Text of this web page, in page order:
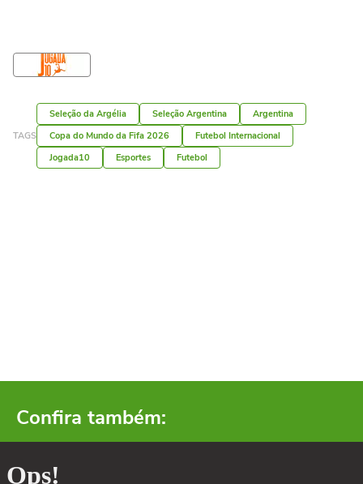
TAGS
Seleção da Argélia Seleção Argentina
Argentina
Copa do Mundo da Fifa 2026
Futebol Internacional
Jogada10
Esportes Futebol
Confira também: